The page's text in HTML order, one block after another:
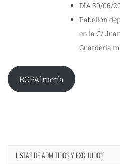
DÍA 30/06/
Pabellón
en la C/
Guardería
BOPAlmería
LISTAS DE ADMITIDOS Y EXCLUIDOS